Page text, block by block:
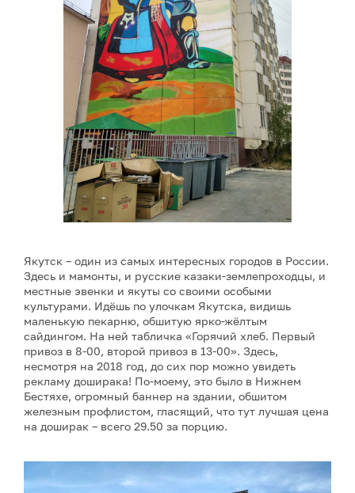
Якутск – один из самых интересных городов в России.
Здесь и мамонты, и русские казаки-землепроходцы, и
местные эвенки и якуты со своими особыми
культурами. Идёшь по улочкам Якутска, видишь
маленькую пекарню, обшитую ярко-жёлтым
сайдингом. На ней табличка «Горячий хлеб. Первый
привоз в 8-00, второй привоз в 13-00». Здесь,
несмотря на 2018 год, до сих пор можно увидеть
рекламу доширака! По-моему, это было в Нижнем
Бестяхе, огромный баннер на здании, обшитом
железным профлистом, гласящий, что тут лучшая цена
на доширак – всего 29.50 за порцию.